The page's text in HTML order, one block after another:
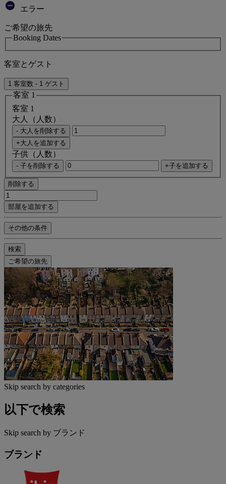
エラー
ご希望の旅先
Booking Dates
客室とゲスト
1 客室数 - 1 ゲスト
客室 1
客室 1
大人（人数）
- 大人を削除する
+大人を追加する
子供（人数）
- 子を削除する +子を追加する
削除する
部屋を追加する
その他の条件
検索
ご希望の旅先
Skip search by categories
以下で検索
Skip search by ブランド
ブランド